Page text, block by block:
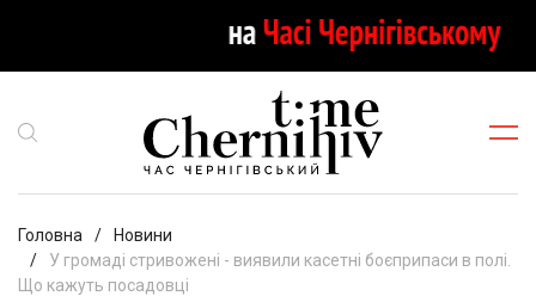
Головна
Новини
У громаді стривожені - виявили касетні боєприпаси в полі.
Що кажуть посадовці